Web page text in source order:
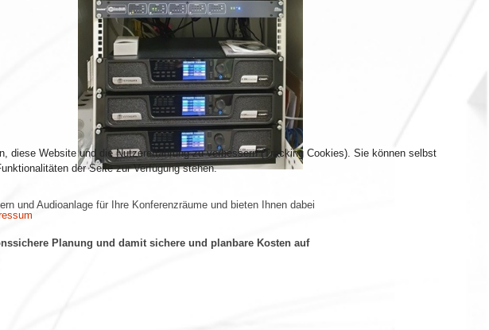
und Audioanlage für Ihre Konferenzräume und bieten Ihnen dabei
Planung und damit sichere und planbare Kosten auf
Website und die Nutzererfahrung zu verbessern (Tracking Cookies). Sie können selbst
der Seite zur Verfügung stehen.